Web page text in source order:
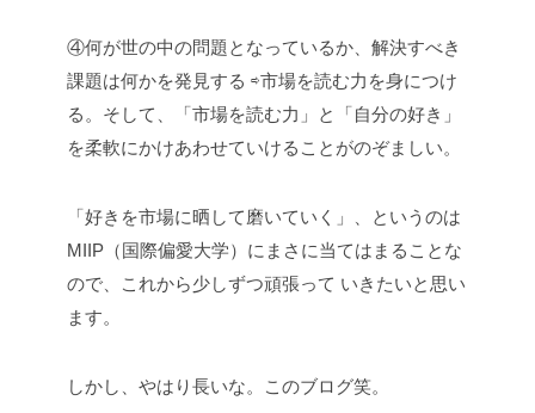
④何が世の中の問題となっているか、解決すべき
課題は何かを発見する ⇨市場を読む力を身につけ
る。そして、「市場を読む力」と「自分の好き」
を柔軟にかけあわせていけることがのぞましい。
「好きを市場に晒して磨いていく」、というのは
MIIP（国際偏愛大学）にまさに当てはまることな
ので、これから少しずつ頑張って いきたいと思い
ます。
しかし、やはり長いな。このブログ笑。